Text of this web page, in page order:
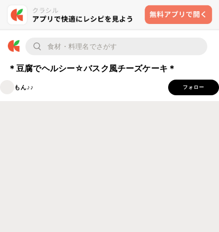
＊豆腐でヘルシー☆バスク風チーズケーキ＊
もん♪♪ フォロー